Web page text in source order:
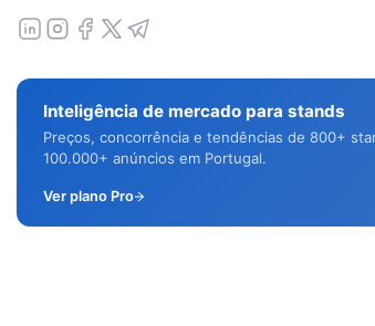
Inteligência de mercado para stands
Preços, concorrência e tendências de 800+
100.000+ anúncios em Portugal.
Ver plano Pro